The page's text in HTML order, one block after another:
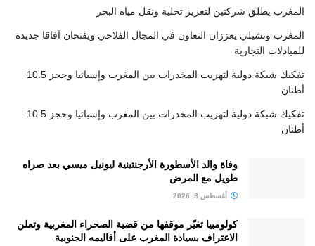
المغرب يطلق شركتين لتعزيز تحلية ونقل مياه البحر
المغرب وتشيلي يعززان التعاون في المجال الفلاحي ويفتحان آفاقا جديدة
للمبادلات التجارية
تفكيك شبكة دولية لتهريب المخدرات بين المغرب وإسبانيا وحجز 10.5
أطنان
تفكيك شبكة دولية لتهريب المخدرات بين المغرب وإسبانيا وحجز 10.5
أطنان
وفاة والد الأسطورة الأرجنتينية ليونيل ميسي بعد صراه
طويل مع المرض
أغسطس 8, 2026
كولومبيا تغيّر موقفها من قضية الصحراء المغربية وتعلن
الاعتراف بسيادة المغرب على أقاليمه الجنوبية